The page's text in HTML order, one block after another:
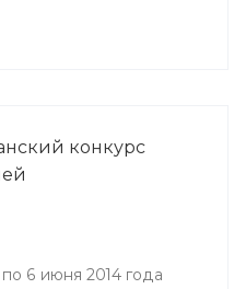
конкурс
6 июня 2014 года